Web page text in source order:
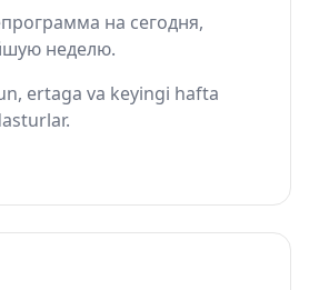
на сегодня,
неделю.
ertaga va keyingi hafta